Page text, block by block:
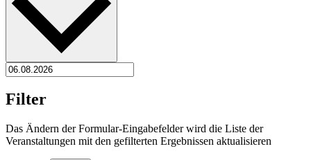
Filter
Das Ändern der Formular-Eingabefelder wird die Liste der
Veranstaltungen mit den gefilterten Ergebnissen aktualisieren